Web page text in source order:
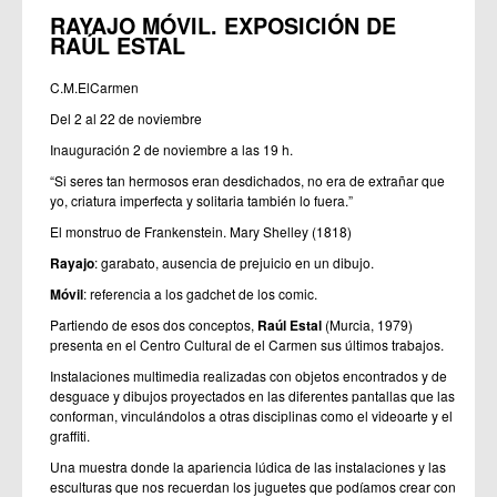
RAYAJO MÓVIL. EXPOSICIÓN DE
RAÚL ESTAL
C.M.ElCarmen
Del 2 al 22 de noviembre
Inauguración 2 de noviembre a las 19 h.
“Si seres tan hermosos eran desdichados, no era de extrañar que
yo, criatura imperfecta y solitaria también lo fuera.”
El monstruo de Frankenstein. Mary Shelley (1818)
Rayajo: garabato, ausencia de prejuicio en un dibujo.
Móvil: referencia a los gadchet de los comic.
Partiendo de esos dos conceptos, Raúl Estal (Murcia, 1979)
presenta en el Centro Cultural de el Carmen sus últimos trabajos.
Instalaciones multimedia realizadas con objetos encontrados y de
desguace y dibujos proyectados en las diferentes pantallas que las
conforman, vinculándolos a otras disciplinas como el videoarte y el
graffiti.
Una muestra donde la apariencia lúdica de las instalaciones y las
esculturas que nos recuerdan los juguetes que podíamos crear con